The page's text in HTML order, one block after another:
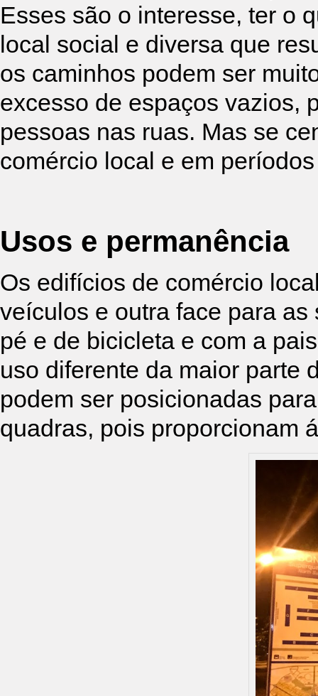
Esses são o interesse, ter o
local social e diversa que
os caminhos podem ser
excesso de espaços vazios,
pessoas nas ruas. Mas se
comércio local e em
Usos e permanência
Os edifícios de comércio
veículos e outra face para
pé e de bicicleta e com a
uso diferente da maior parte
podem ser posicionadas
quadras, pois proporcionam